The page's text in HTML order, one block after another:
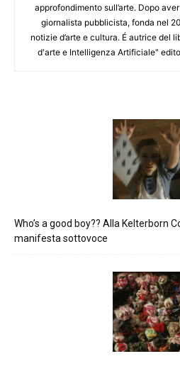
approfondimento sull’arte. Dopo
giornalista pubblicista, fonda nel
notizie d’arte e cultura. É autrice del
d'arte e Intelligenza Artificiale"
Who’s a good boy?? Alla Kelterborn
manifesta sottovoce